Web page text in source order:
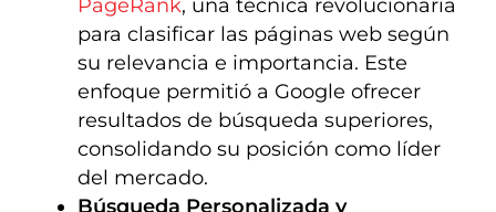
PageRank, una técnica revolucionaria
para clasificar las páginas web según
su relevancia e importancia. Este
enfoque permitió a Google ofrecer
resultados de búsqueda superiores,
consolidando su posición como líder
del mercado.
Búsqueda Personalizada y